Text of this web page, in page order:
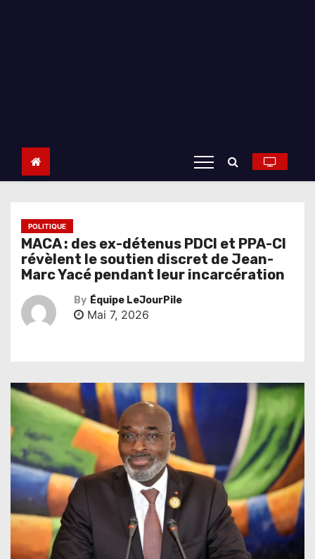
POLITIQUE
MACA : des ex-détenus PDCI et PPA-CI
révèlent le soutien discret de Jean-
Marc Yacé pendant leur incarcération
By Équipe LeJourPile
Mai 7, 2026